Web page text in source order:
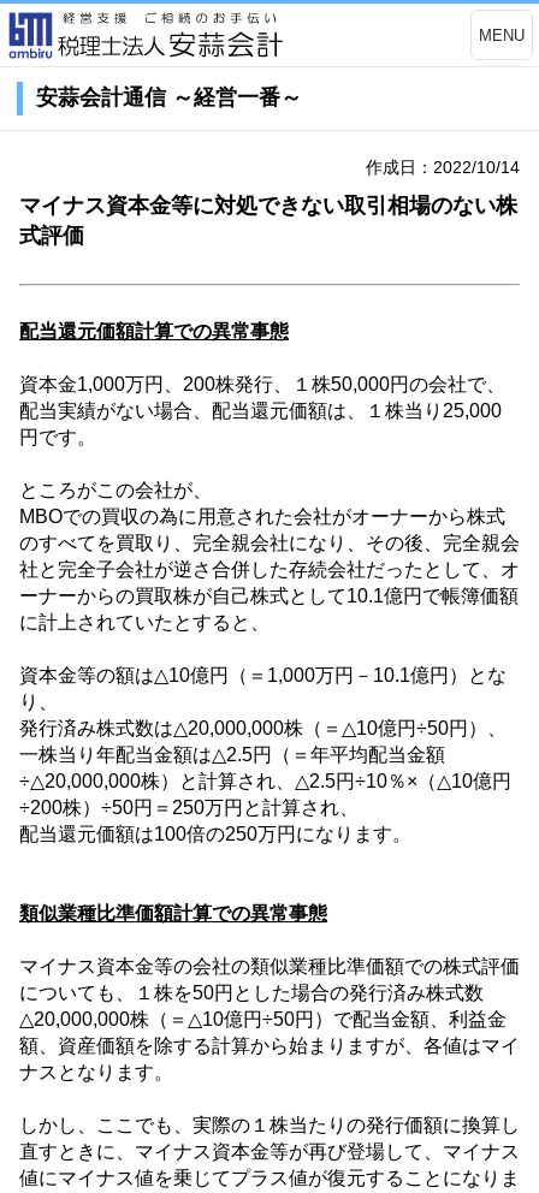
MENU
安蒜会計通信 ～経営一番～
作成日：2022/10/14
マイナス資本金等に対処できない取引相場のない株
式評価
配当還元価額計算での異常事態
資本金1,000万円、 200株発行、１株50,000円の会社で、
配当実績がない場合、配当還元価額は、１株当り 25,000
円です。
ところがこの会社が、
MBOでの買収の為に用意された会社がオーナーから株式
のすべてを買取り、完全親会社になり、その後、完全親会
社と完全子会社が逆さ合併した存続会社だったとして、オ
ーナーからの買取株が自己株式として10.1億円で帳簿価額
に計上されていたとすると、
資本金等の額は△10億円（＝ 1,000万円－ 10.1億円）とな
り、
発行済み株式数は△20,000,000株（＝ △10億円÷50円）、
一株当り年配当金額は△2.5円（＝年平均配当金額
÷△20,000,000株）と計算され、 △2.5円÷10％× （△10億円
÷200株） ÷50円＝ 250万円と計算され、
配当還元価額は100倍の250万円になります。
類似業種比準価額計算での異常事態
マイナス資本金等の会社の類似業種比準価額での株式評価
についても、１株を50円とした場合の発行済み株式数
△20,000,000株（＝ △10億円÷50円）で配当金額、利益金
額、資産価額を除する計算から始まりますが、各値はマイ
ナスとなります。
しかし、ここでも、実際の１株当たりの発行価額に換算し
直すときに、マイナス資本金等が再び登場して、マイナス
値にマイナス値を乗じてプラス値が復元することになりま